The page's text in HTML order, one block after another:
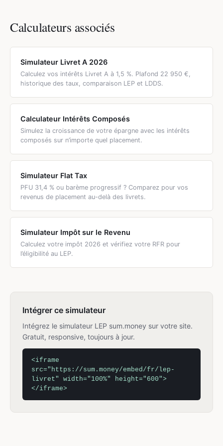
%, le LEP est à 2,5 %, soit 67 % de rendement en plus.
Calculateurs associés
Simulateur Livret A 2026
Calculez vos intérêts Livret A à 1,5 %. Plafond 22 950 €,
historique des taux, comparaison LEP et LDDS.
Calculateur Intérêts Composés
Simulez la croissance de votre épargne avec les intérêts
composés sur n’importe quel placement.
Simulateur Flat Tax
PFU 31,4 % ou barème progressif ? Comparez pour vos
revenus de placement au-delà des livrets.
Simulateur Impôt sur le Revenu
Calculez votre impôt 2026 et vérifiez votre RFR pour
l’éligibilité au LEP.
Intégrer ce simulateur
Intégrez le simulateur LEP sum.money sur votre site.
Gratuit, responsive, toujours à jour.
<iframe
src="https://sum.money/embed/fr/lep-
livret" width="100%" height="600">
</iframe>